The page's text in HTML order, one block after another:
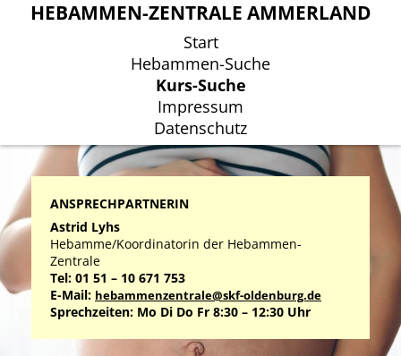
HEBAMMEN-ZENTRALE AMMERLAND
Start
Hebammen-Suche
Kurs-Suche
Impressum
Datenschutz
HEBAMMEN-ZENTRALE AMMERLAND
Start
Hebammen-Suche
Kurs-Suche
Impressum
Datenschutz
ANSPRECHPARTNERIN
Astrid Lyhs
Hebamme/Koordinatorin der Hebammen-
Zentrale
Tel: 01 51 – 10 671 753
E-Mail: hebammenzentrale@skf-oldenburg.de
Sprechzeiten: Mo Di Do Fr 8:30 – 12:30 Uhr